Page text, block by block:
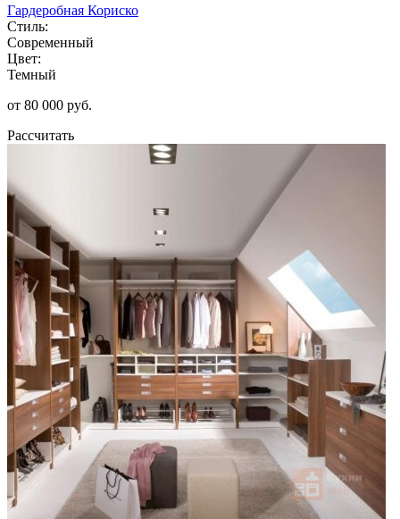
Гардеробная Кориско
Стиль:
Современный
Цвет:
Темный
от 80 000 руб.
Рассчитать